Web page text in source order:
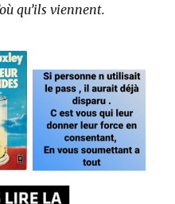
qu’ils viennent.